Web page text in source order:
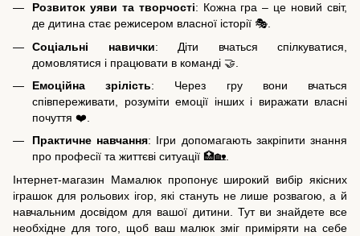
Розвиток уяви та творчості: Кожна гра – це новий світ,
де дитина стає режисером власної історії 🎭.
Соціальні навички: Діти вчаться спілкуватися,
домовлятися і працювати в команді 🤝.
Емоційна зрілість: Через гру вони вчаться
співпереживати, розуміти емоції інших і виражати власні
почуття ❤️.
Практичне навчання: Ігри допомагають закріпити знання
про професії та життєві ситуації 🏥🏡.
Інтернет-магазин Мамалюк пропонує широкий вибір якісних
іграшок для рольових ігор, які стануть не лише розвагою, а й
навчальним досвідом для вашої дитини. Тут ви знайдете все
необхідне для того, щоб ваш малюк зміг приміряти на себе